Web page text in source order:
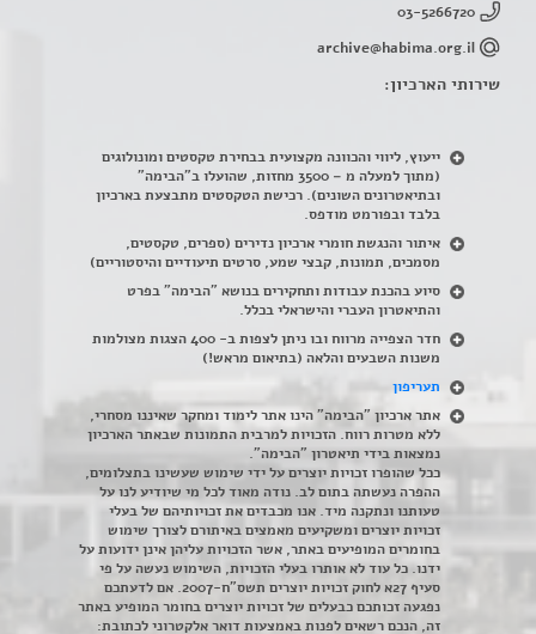
03-5266720
archive@habima.org.il
שירותי הארכיון:
ייעוץ, ליווי והכוונה מקצועית בבחירת טקסטים ומונולוגים
(מתוך למעלה מ – 3500 מחזות, שהועלו ב"הבימה"
ובתיאטרונים השונים). רכישת הטקסטים מתבצעת בארכיון
בלבד ובפורמט מודפס.
איתור והנגשת חומרי ארכיון נדירים (ספרים, טקסטים,
מסמכים, תמונות, קבצי שמע, סרטים תיעודיים והיסטוריים)
סיוע בהכנת עבודות ותחקירים בנושא "הבימה" בפרט
והתיאטרון העברי והישראלי בכלל.
חדר הצפייה מרווח ובו ניתן לצפות ב- 400 הצגות מצולמות
משנות השבעים והלאה (בתיאום מראש!)
תעריפון
אתר ארכיון "הבימה" הינו אתר לימוד ומחקר שאיננו מסחרי,
ללא מטרות רווח. הזכויות למרבית התמונות שבאתר הארכיון
נמצאות בידי תיאטרון "הבימה".
ככל שהופרו זכויות יוצרים על ידי שימוש שעשינו בתצלומים,
ההפרה נעשתה בתום לב. נודה מאוד לכל מי שיודיע לנו על
טעותנו ונתקנה מיד. אנו מכבדים את זכויותיהם של בעלי
זכויות יוצרים ומשקיעים מאמצים באיתורם לצורך שימוש
בחומרים המופיעים באתר, אשר הזכויות עליהן אינן ידועות על
ידנו. כל עוד לא אותרו בעלי הזכויות, השימוש נעשה על פי
סעיף 27א לחוק זכויות יוצרים תשס"ח-2007. אם לדעתכם
נפגעה זכותכם כבעלים של זכויות יוצרים בחומר המופיע באתר
זה, הנכם רשאים לפנות באמצעות דואר אלקטרוני לכתובת: